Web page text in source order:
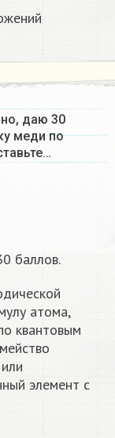
даю 30
меди по
баллов.
атома,
квантовым
элемент с